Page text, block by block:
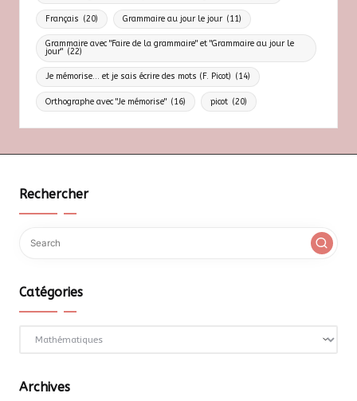
Français (20) Grammaire au jour le jour (11)
Grammaire avec "Faire de la grammaire" et "Grammaire au jour le
jour" (22)
Je mémorise... et je sais écrire des mots (F. Picot) (14)
Orthographe avec "Je mémorise" (16) picot (20)
Rechercher
Catégories
Archives